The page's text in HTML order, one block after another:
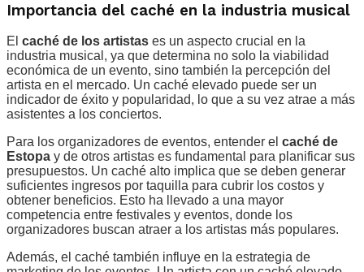
Importancia del caché en la industria musical
El caché de los artistas es un aspecto crucial en la
industria musical, ya que determina no solo la viabilidad
económica de un evento, sino también la percepción del
artista en el mercado. Un caché elevado puede ser un
indicador de éxito y popularidad, lo que a su vez atrae a más
asistentes a los conciertos.
Para los organizadores de eventos, entender el caché de
Estopa y de otros artistas es fundamental para planificar sus
presupuestos. Un caché alto implica que se deben generar
suficientes ingresos por taquilla para cubrir los costos y
obtener beneficios. Esto ha llevado a una mayor
competencia entre festivales y eventos, donde los
organizadores buscan atraer a los artistas más populares.
Además, el caché también influye en la estrategia de